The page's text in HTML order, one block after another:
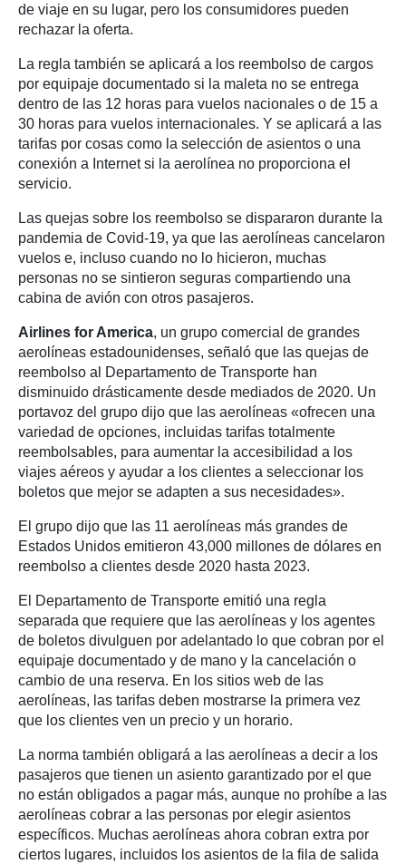
de viaje en su lugar, pero los consumidores pueden
rechazar la oferta.
La regla también se aplicará a los reembolso de cargos
por equipaje documentado si la maleta no se entrega
dentro de las 12 horas para vuelos nacionales o de 15 a
30 horas para vuelos internacionales. Y se aplicará a las
tarifas por cosas como la selección de asientos o una
conexión a Internet si la aerolínea no proporciona el
servicio.
Las quejas sobre los reembolso se dispararon durante la
pandemia de Covid-19, ya que las aerolíneas cancelaron
vuelos e, incluso cuando no lo hicieron, muchas
personas no se sintieron seguras compartiendo una
cabina de avión con otros pasajeros.
Airlines for America, un grupo comercial de grandes
aerolíneas estadounidenses, señaló que las quejas de
reembolso al Departamento de Transporte han
disminuido drásticamente desde mediados de 2020. Un
portavoz del grupo dijo que las aerolíneas «ofrecen una
variedad de opciones, incluidas tarifas totalmente
reembolsables, para aumentar la accesibilidad a los
viajes aéreos y ayudar a los clientes a seleccionar los
boletos que mejor se adapten a sus necesidades».
El grupo dijo que las 11 aerolíneas más grandes de
Estados Unidos emitieron 43,000 millones de dólares en
reembolso a clientes desde 2020 hasta 2023.
El Departamento de Transporte emitió una regla
separada que requiere que las aerolíneas y los agentes
de boletos divulguen por adelantado lo que cobran por el
equipaje documentado y de mano y la cancelación o
cambio de una reserva. En los sitios web de las
aerolíneas, las tarifas deben mostrarse la primera vez
que los clientes ven un precio y un horario.
La norma también obligará a las aerolíneas a decir a los
pasajeros que tienen un asiento garantizado por el que
no están obligados a pagar más, aunque no prohíbe a las
aerolíneas cobrar a las personas por elegir asientos
específicos. Muchas aerolíneas ahora cobran extra por
ciertos lugares, incluidos los asientos de la fila de salida